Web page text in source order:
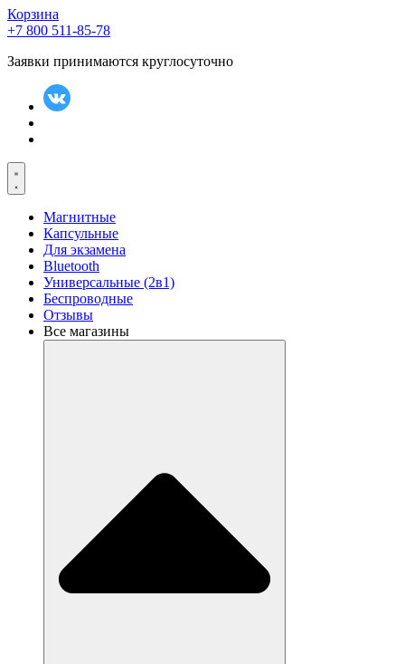
Корзина
+7 800 511-85-78
Заявки принимаются круглосуточно
Магнитные
Капсульные
Для экзамена
Bluetooth
Универсальные (2в1)
Беспроводные
Отзывы
Все магазины